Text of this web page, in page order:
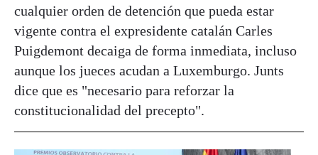
cualquier orden de detención que pueda estar
vigente contra el expresidente catalán Carles
Puigdemont decaiga de forma inmediata, incluso
aunque los jueces acudan a Luxemburgo. Junts
dice que es "necesario para reforzar la
constitucionalidad del precepto".